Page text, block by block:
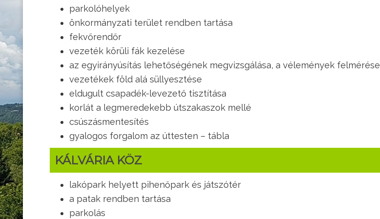
parkolóhelyek
önkormányzati terület rendben tartása
fekvőrendőr
vezeték körüli fák kezelése
az egyirányúsítás lehetőségének megvizsgálása, a vélemények felmérése
vezetékek föld alá süllyesztése
eldugult csapadék-levezető tisztítása
korlát a legmeredekebb útszakaszok mellé
csúszásmentesítés
gyalogos forgalom az úttesten – tábla
KÁLVÁRIA KÖZ
lakópark helyett pihenőpark és játszótér
a patak rendben tartása
parkolás